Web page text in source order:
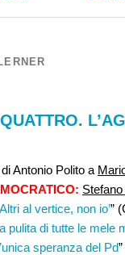
Antonio Polito a
Stefano
al vertice, non io’”
pulita di tutte le mele
speranza del Pd